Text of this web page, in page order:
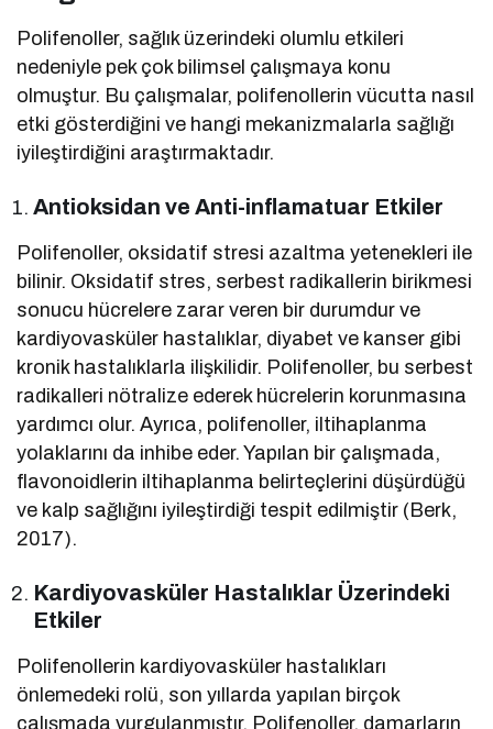
Polifenoller, sağlık üzerindeki olumlu etkileri
nedeniyle pek çok bilimsel çalışmaya konu
olmuştur. Bu çalışmalar, polifenollerin vücutta nasıl
etki gösterdiğini ve hangi mekanizmalarla sağlığı
iyileştirdiğini araştırmaktadır.
Antioksidan ve Anti-inflamatuar Etkiler
Polifenoller, oksidatif stresi azaltma yetenekleri ile
bilinir. Oksidatif stres, serbest radikallerin birikmesi
sonucu hücrelere zarar veren bir durumdur ve
kardiyovasküler hastalıklar, diyabet ve kanser gibi
kronik hastalıklarla ilişkilidir. Polifenoller, bu serbest
radikalleri nötralize ederek hücrelerin korunmasına
yardımcı olur. Ayrıca, polifenoller, iltihaplanma
yolaklarını da inhibe eder. Yapılan bir çalışmada,
flavonoidlerin iltihaplanma belirteçlerini düşürdüğü
ve kalp sağlığını iyileştirdiği tespit edilmiştir (Berk,
2017).
Kardiyovasküler Hastalıklar Üzerindeki
Etkiler
Polifenollerin kardiyovasküler hastalıkları
önlemedeki rolü, son yıllarda yapılan birçok
çalışmada vurgulanmıştır. Polifenoller, damarların